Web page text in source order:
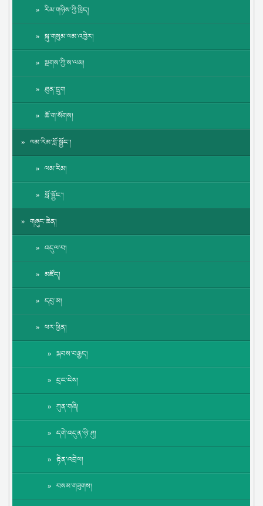
རིམ་གཉིས་ཀྱི་ཁྲིད།
སྐུ་གསུམ་ལམ་འཁྱེར།
སྔགས་ཀྱི་ས་ལམ།
ཐུན་དྲུག
ཆོ་ག་སོགས།
ལམ་རིམ་བློ་སྦྱོང་།
ལམ་རིམ།
བློ་སྦྱོང་།
གཞུང་ཆེན།
འདུལ་བ།
མཛོད།
དབུ་མ།
ཕར་ཕྱིན།
སྐབས་བརྒྱད།
དྲང་ངེས།
ཀུན་གཞི།
དགེ་འདུན་ཉི་ཤུ།
རྟེན་འབྲེལ།
བསམ་གཟུགས།